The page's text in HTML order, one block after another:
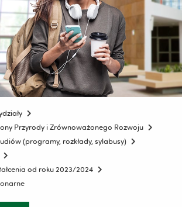
Przyrody i Zrównoważonego Rozwoju
(programy, rozkłady, sylabusy)
od roku 2023/2024